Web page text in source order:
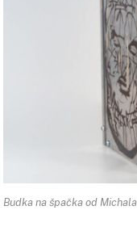
Budka na špačka od